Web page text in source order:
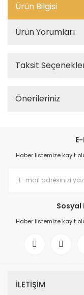
Ürün Bilgisi
Ürün Yorumları
Taksit
Önerileriniz
Haber listemize kayıt
Sosyal
Haber listemize kayıt
İLETİŞİM